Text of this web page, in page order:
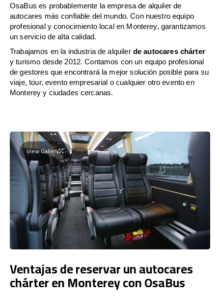
OsaBus es probablemente la empresa de alquiler de
autocares más confiable del mundo. Con nuestro equipo
profesional y conocimiento local en Monterey, garantizamos
un servicio de alta calidad.
Trabajamos en la industria de alquiler de autocares chárter
y turismo desde 2012. Contamos con un equipo profesional
de gestores que encontrará la mejor solución posible para su
viaje, tour, evento empresarial o cualquier otro evento en
Monterey y ciudades cercanas.
View Gallery
Ventajas de reservar un autocares
chárter en Monterey con OsaBus